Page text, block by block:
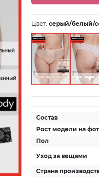
Цвет: серый/белый/
Состав
Рост модели на
Пол
Уход за вещами
Страна